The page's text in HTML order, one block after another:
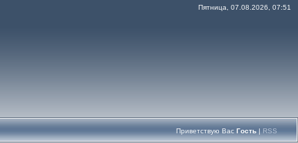
Пятница, 07.08.2026, 07:51
Приветствую Вас Гость | RSS